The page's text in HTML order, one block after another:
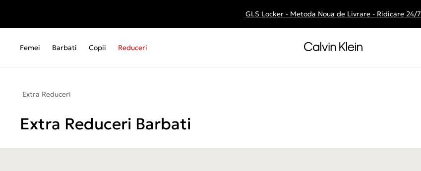
Livrare gratuita la comenzile de peste 250 RON
GLS Locker - Metoda Noua de Livrare - Ridicare 24/7
Femei Barbati Copii Reduceri
Extra Reduceri
Extra Reduceri Barbati